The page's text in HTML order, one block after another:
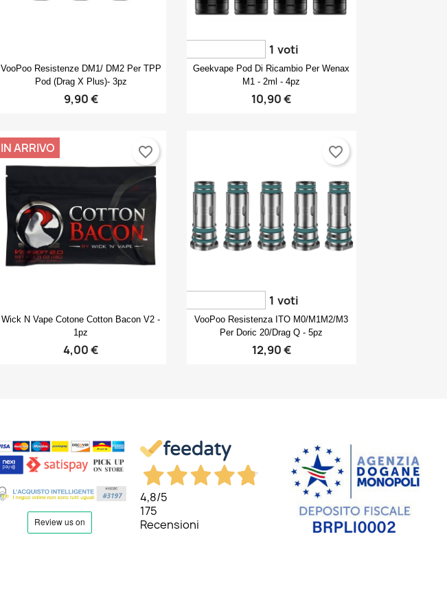
Anteprima
VooPoo Resistenze DM1/ DM2 Per TPP
Pod (Drag X Plus)- 3pz
9,90 €
Anteprima
Geekvape Pod Di Ricambio Per Wenax
M1 - 2ml - 4pz
10,90 €
1 voti
Anteprima
Wick N Vape Cotone Cotton Bacon V2 -
1pz
4,00 €
IN ARRIVO favorite_border
Anteprima
VooPoo Resistenza ITO M0/M1M2/M3
Per Doric 20/Drag Q - 5pz
12,90 €
1 voti
favorite_border
4,8/5
175
Recensioni